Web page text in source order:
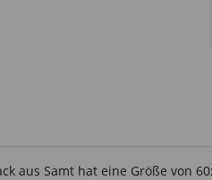
aus Samt hat eine Größe von